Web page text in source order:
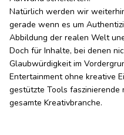
Natürlich werden wir
gerade wenn es um
Abbildung der realen Welt
Doch für Inhalte, bei denen
Glaubwürdigkeit im
Entertainment ohne kreative
gestützte Tools faszinierende
gesamte Kreativbranche.